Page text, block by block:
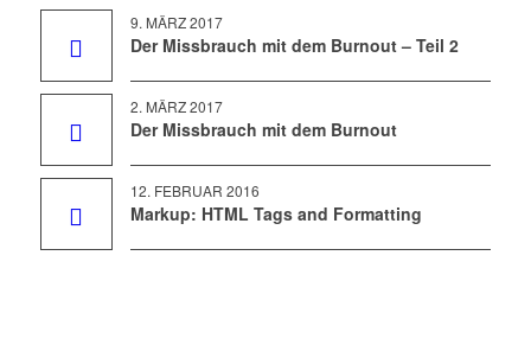
9. MÄRZ 2017
Der Missbrauch mit dem Burnout – Teil 2
2. MÄRZ 2017
Der Missbrauch mit dem Burnout
12. FEBRUAR 2016
Markup: HTML Tags and Formatting